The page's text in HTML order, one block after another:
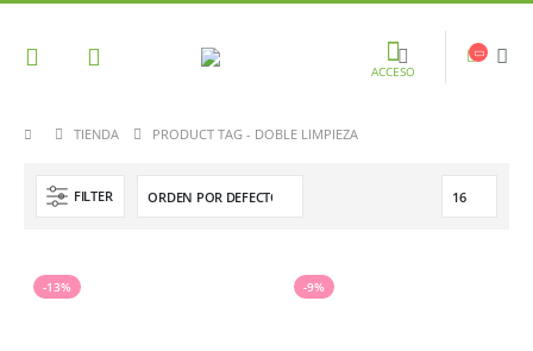
ACCESO
TIENDA PRODUCT TAG - DOBLE LIMPIEZA
FILTER
-13% -9%